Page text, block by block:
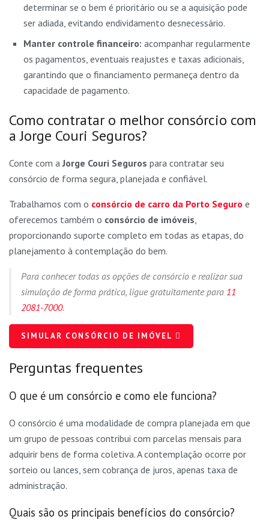
determinar se o bem é prioritário ou se a aquisição pode
ser adiada, evitando endividamento desnecessário.
Manter controle financeiro: acompanhar regularmente
os pagamentos, eventuais reajustes e taxas adicionais,
garantindo que o financiamento permaneça dentro da
capacidade de pagamento.
Como contratar o melhor consórcio com
a Jorge Couri Seguros?
Conte com aJorge Couri Seguros para contratar seu
consórcio de forma segura, planejada e confiável.
Trabalhamos com o consórcio de carro da Porto Seguro e
oferecemos também o consórcio de imóveis,
proporcionando suporte completo em todas as etapas, do
planejamento à contemplação do bem.
Para conhecer todas as opções de consórcio e realizar sua
simulação de forma prática, ligue gratuitamente para 11
2081-7000.
SIMULAR CONSÓRCIO DE IMÓVEL
Perguntas frequentes
O que é um consórcio e como ele funciona?
O consórcio é uma modalidade de compra planejada em que
um grupo de pessoas contribui com parcelas mensais para
adquirir bens de forma coletiva. A contemplação ocorre por
sorteio ou lances, sem cobrança de juros, apenas taxa de
administração.
Quais são os principais benefícios do consórcio?